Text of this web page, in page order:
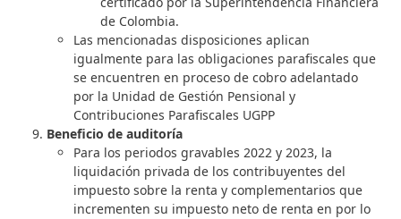
de Colombia.
Las mencionadas disposiciones aplican
igualmente para las obligaciones parafiscales que
se encuentren en proceso de cobro adelantado
por la Unidad de Gestión Pensional y
Contribuciones Parafiscales UGPP
Beneficio de auditoría
Para los periodos gravables 2022 y 2023, la
liquidación privada de los contribuyentes del
impuesto sobre la renta y complementarios que
incrementen su impuesto neto de renta en por lo